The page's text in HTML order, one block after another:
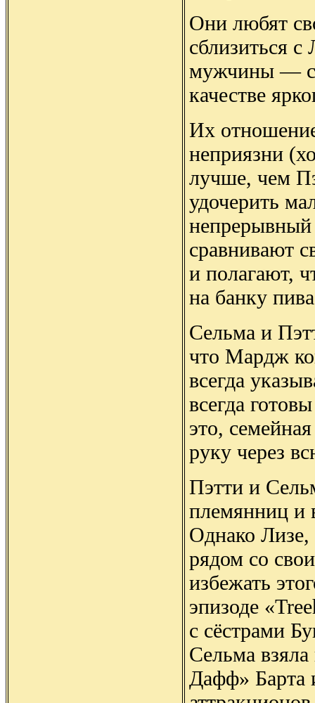
Они любят
сблизиться с
мужчины —
качестве
Их
неприязни
лучше, чем
удочерить
сравнивают
и полагают,
на банку
Сельма и
что Мардж
всегда
всегда
это,
руку через
Пэтти и
племянниц и
Однако Лизе,
рядом со
избежать
эпизоде
с сёстрами
Сельма
Дафф» Барта